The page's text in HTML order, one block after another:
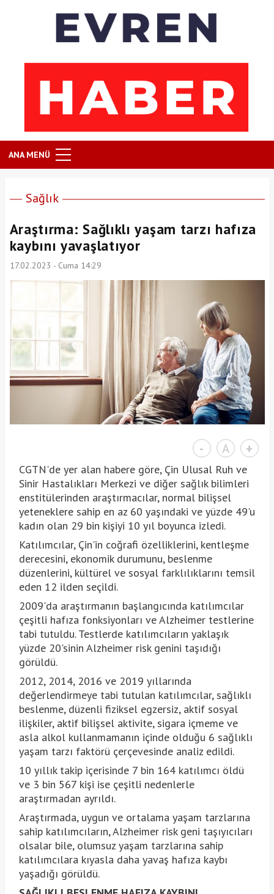
ANA MENÜ
Sağlık
Araştırma: Sağlıklı yaşam tarzı hafıza
kaybını yavaşlatıyor
17.02.2023 - Cuma 14:29
- A +
CGTN'de yer alan habere göre, Çin Ulusal Ruh ve
Sinir Hastalıkları Merkezi ve diğer sağlık bilimleri
enstitülerinden araştırmacılar, normal bilişsel
yeteneklere sahip en az 60 yaşındaki ve yüzde 49'u
kadın olan 29 bin kişiyi 10 yıl boyunca izledi.
Katılımcılar, Çin'in coğrafi özelliklerini, kentleşme
derecesini, ekonomik durumunu, beslenme
düzenlerini, kültürel ve sosyal farklılıklarını temsil
eden 12 ilden seçildi.
2009'da araştırmanın başlangıcında katılımcılar
çeşitli hafıza fonksiyonları ve Alzheimer testlerine
tabi tutuldu. Testlerde katılımcıların yaklaşık
yüzde 20'sinin Alzheimer risk genini taşıdığı
görüldü.
2012, 2014, 2016 ve 2019 yıllarında
değerlendirmeye tabi tutulan katılımcılar, sağlıklı
beslenme, düzenli fiziksel egzersiz, aktif sosyal
ilişkiler, aktif bilişsel aktivite, sigara içmeme ve
asla alkol kullanmamanın içinde olduğu 6 sağlıklı
yaşam tarzı faktörü çerçevesinde analiz edildi.
10 yıllık takip içerisinde 7 bin 164 katılımcı öldü
ve 3 bin 567 kişi ise çeşitli nedenlerle
araştırmadan ayrıldı.
Araştırmada, uygun ve ortalama yaşam tarzlarına
sahip katılımcıların, Alzheimer risk geni taşıyıcıları
olsalar bile, olumsuz yaşam tarzlarına sahip
katılımcılara kıyasla daha yavaş hafıza kaybı
yaşadığı görüldü.